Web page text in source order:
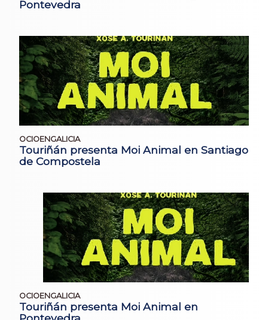
Pontevedra
OCIOENGALICIA
Touriñán presenta Moi Animal en Santiago
de Compostela
OCIOENGALICIA
Touriñán presenta Moi Animal en